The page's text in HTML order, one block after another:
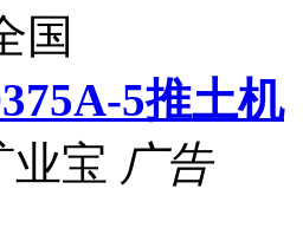
国
5推土机
业宝 广告